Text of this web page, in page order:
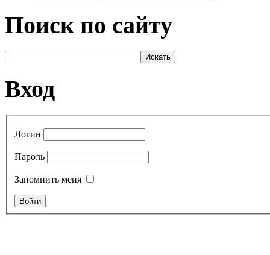
Поиск по сайту
Вход
Логин
Пароль
Запомнить меня